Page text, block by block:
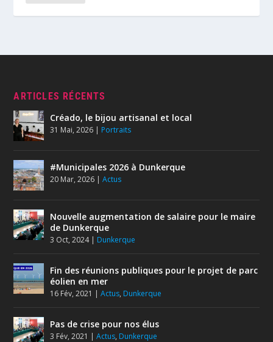
ARTICLES RÉCENTS
Créado, le bijou artisanal et local
31 Mai, 2026 | Portraits
#Municipales 2026 à Dunkerque
20 Mar, 2026 |Actus
Nouvelle augmentation de salaire pour le maire
de Dunkerque
3 Oct, 2024| Dunkerque
Fin des réunions publiques pour le projet de parc
éolien en mer
16 Fév, 2021 |Actus, Dunkerque
Pas de crise pour nos élus
3 Fév, 2021 |Actus, Dunkerque